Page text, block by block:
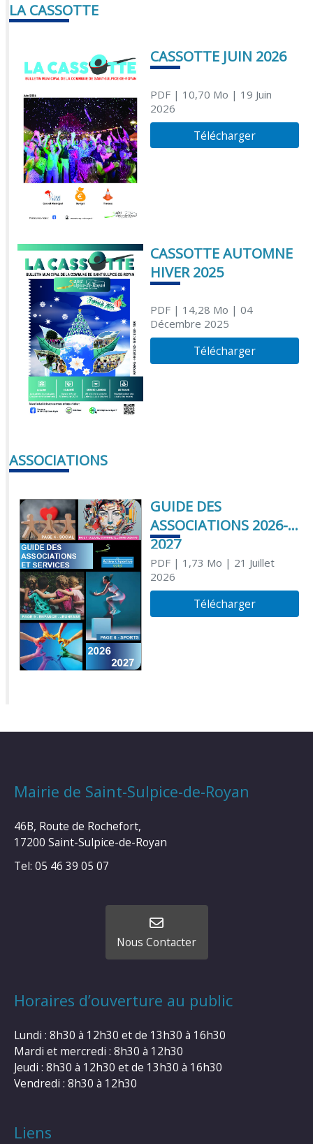
LA CASSOTTE
CASSOTTE JUIN 2026
PDF| 10,70 Mo | 19 Juin
2026
Télécharger
CASSOTTE AUTOMNE
HIVER 2025
PDF| 14,28 Mo | 04
Décembre 2025
Télécharger
ASSOCIATIONS
GUIDE DES
ASSOCIATIONS 2026-
2027
PDF| 1,73 Mo | 21 Juillet
2026
Télécharger
Mairie de Saint-Sulpice-de-Royan
46B, Route de Rochefort,
17200 Saint-Sulpice-de-Royan
Tel: 05 46 39 05 07
Nous Contacter
Horaires d’ouverture au public
Lundi : 8h30 à 12h30 et de 13h30 à 16h30
Mardi et mercredi : 8h30 à 12h30
Jeudi : 8h30 à 12h30 et de 13h30 à 16h30
Vendredi : 8h30 à 12h30
Liens